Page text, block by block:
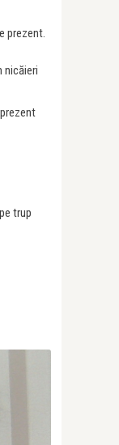
prezent.
nicăieri
trup